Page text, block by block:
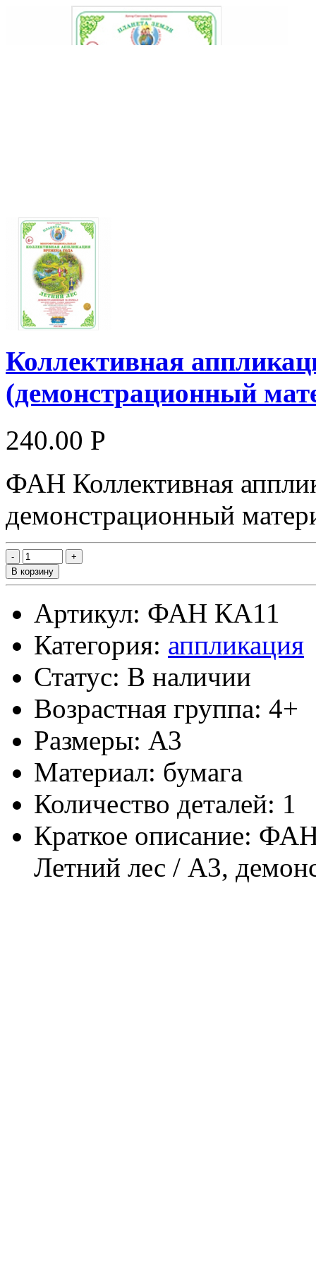
Коллективная
(демонстрационный
240.00 Р
ФАН Коллективная
демонстрационный
В корзину
Артикул: ФАН КА11
Категория: аппликация
Статус: В наличии
Возрастная группа: 4+
Размеры: А3
Материал: бумага
Количество деталей: 1
Краткое описание:
Летний лес / А3,